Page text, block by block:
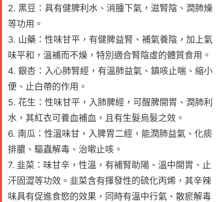
2. 黑豆：具有健脾利水、消腫下氣，滋腎陰、潤肺燥
等功用。
3. 山藥：性味甘平，有健脾益腎、補氣養陰，加上氣
味平和，溫補而不燥，特別適合腎陰虛的體質食用。
4. 銀杏：入心肺腎經，有溫肺益氣、鎮咳止喘、縮小
便、止白帶的作用。
5. 花生：性味甘平，入肺脾經，可醒脾開胃、潤肺利
水，其紅衣可養血補血，且有生髮烏髮之效。
6. 南瓜：性溫味甘，入脾胃二經，能潤肺益氣、化痰
排膿、驅蟲解毒、治嗽止咳。
7. 韭菜：味甘辛，性溫，有補腎助陽、溫中開胃、止
汗固澀等功效。韭菜含有揮發性的硫化丙烯，其辛辣
味具有促進食慾的效果，同時有溫中行氣、散瘀解毒